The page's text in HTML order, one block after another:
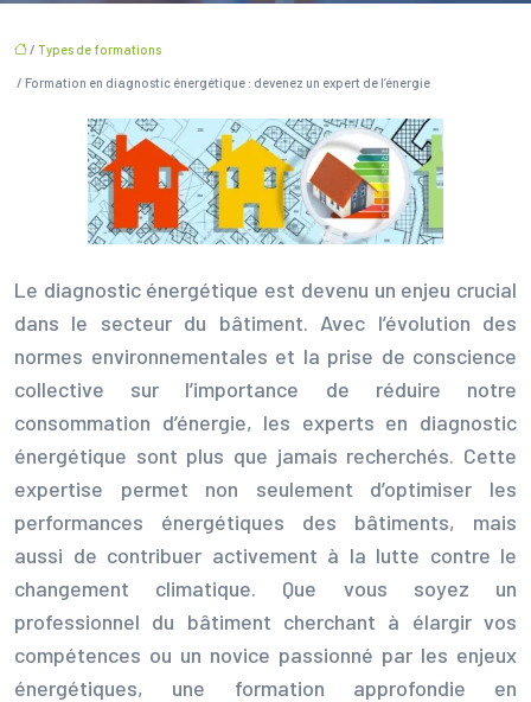
/ Types de formations
/ Formation en diagnostic énergétique : devenez un expert de l’énergie
Le diagnostic énergétique est devenu un enjeu crucial
dans le secteur du bâtiment. Avec l’évolution des
normes environnementales et la prise de conscience
collective sur l’importance de réduire notre
consommation d’énergie, les experts en diagnostic
énergétique sont plus que jamais recherchés. Cette
expertise permet non seulement d’optimiser les
performances énergétiques des bâtiments, mais
aussi de contribuer activement à la lutte contre le
changement climatique. Que vous soyez un
professionnel du bâtiment cherchant à élargir vos
compétences ou un novice passionné par les enjeux
énergétiques, une formation approfondie en